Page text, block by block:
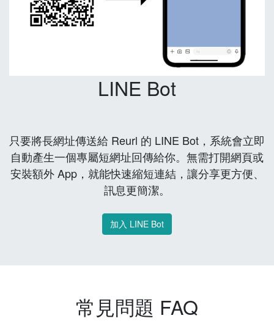
LINE Bot
只要將長網址傳送給 Reurl 的 LINE Bot，系統會立即
自動產生一個專屬短網址回傳給你。無需打開網頁或
安裝額外 App，就能快速縮短連結，讓分享更方便、
訊息更簡潔。
加入 LINE Bot
常見問題 FAQ